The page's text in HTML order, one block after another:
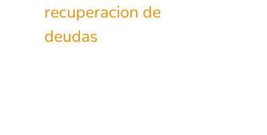
recuperacion de
deudas